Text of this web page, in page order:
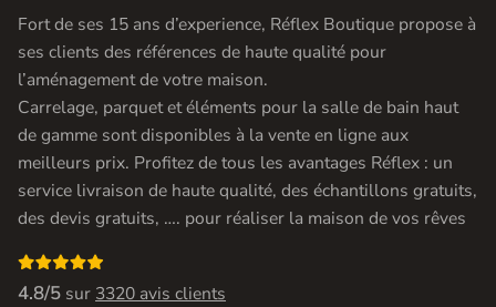
Fort de ses 15 ans d’experience, Réflex Boutique propose à
ses clients des références de haute qualité pour
l’aménagement de votre maison.
Carrelage, parquet et éléments pour la salle de bain haut
de gamme sont disponibles à la vente en ligne aux
meilleurs prix. Profitez de tous les avantages Réflex : un
service livraison de haute qualité, des échantillons gratuits,
des devis gratuits, …. pour réaliser la maison de vos rêves

4.8/5 sur 3320 avis clients